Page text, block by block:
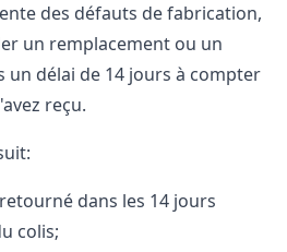
des défauts de fabrication,
un remplacement ou un
délai de 14 jours à compter
reçu.
dans les 14 jours
colis;